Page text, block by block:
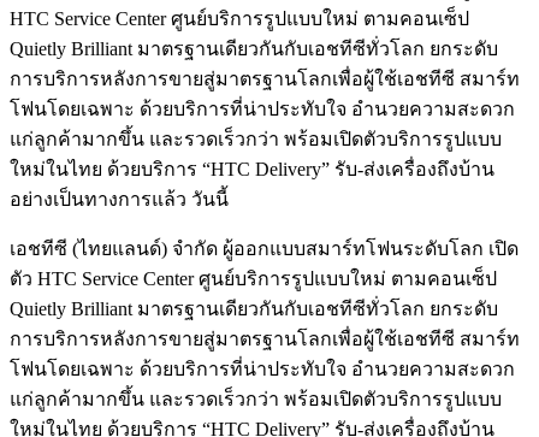
HTC Service Center ศูนย์บริการรูปแบบใหม่ ตามคอนเซ็ป
Quietly Brilliant มาตรฐานเดียวกันกับเอชทีซีทั่วโลก ยกระดับ
การบริการหลังการขายสู่มาตรฐานโลกเพื่อผู้ใช้เอชทีซี สมาร์ท
โฟนโดยเฉพาะ ด้วยบริการที่น่าประทับใจ อำนวยความสะดวก
แก่ลูกค้ามากขึ้น และรวดเร็วกว่า พร้อมเปิดตัวบริการรูปแบบ
ใหม่ในไทย ด้วยบริการ “HTC Delivery” รับ-ส่งเครื่องถึงบ้าน
อย่างเป็นทางการแล้ว วันนี้
เอชทีซี (ไทยแลนด์) จำกัด ผู้ออกแบบสมาร์ทโฟนระดับโลก เปิด
ตัว HTC Service Center ศูนย์บริการรูปแบบใหม่ ตามคอนเซ็ป
Quietly Brilliant มาตรฐานเดียวกันกับเอชทีซีทั่วโลก ยกระดับ
การบริการหลังการขายสู่มาตรฐานโลกเพื่อผู้ใช้เอชทีซี สมาร์ท
โฟนโดยเฉพาะ ด้วยบริการที่น่าประทับใจ อำนวยความสะดวก
แก่ลูกค้ามากขึ้น และรวดเร็วกว่า พร้อมเปิดตัวบริการรูปแบบ
ใหม่ในไทย ด้วยบริการ “HTC Delivery” รับ-ส่งเครื่องถึงบ้าน